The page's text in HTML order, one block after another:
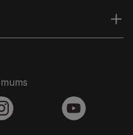
instagram youtube